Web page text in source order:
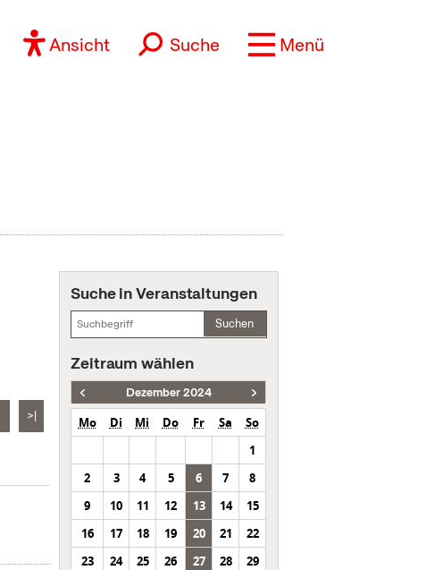
Ansicht Suche Menü
>|
Suche in Veranstaltungen
Suchen
Zeitraum wählen
Dezember 2024
Mo Di Mi Do Fr Sa
So
1
2
3 4 5 6 7
8
9
10 11 12 13 14
15
16
17 18 19 20 21
22
23
24 25 26 27 28
29